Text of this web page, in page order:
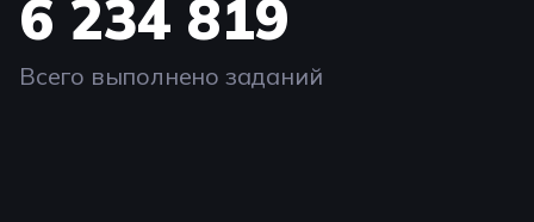
6 234 819
Всего выполнено заданий